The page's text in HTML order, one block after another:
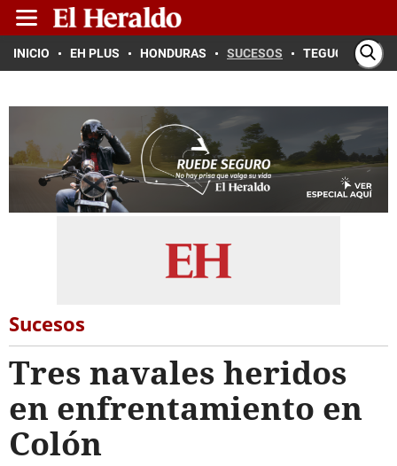
INICIO EH PLUS HONDURAS SUCESOS TEGUCIGALPA
Sucesos
Tres navales heridos
en enfrentamiento en
Colón